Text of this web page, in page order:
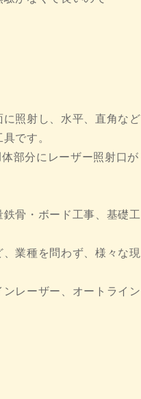
照射し、水平、直角など
です。
部分にレーザー照射口が
骨・ボード工事、基礎工
業種を問わず、様々な現
レーザー、オートライン